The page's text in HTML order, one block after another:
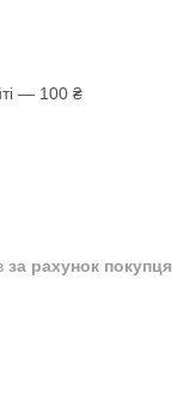
— 100 ₴
за рахунок покупця